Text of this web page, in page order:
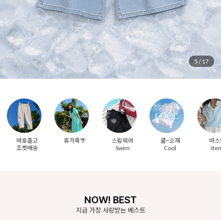
6 /17
바로출고
조켓배송
휴가룩🌴
스윔웨어
Swim
쿨~소재
Cool
바
NOW! BEST
지금 가장 사랑받는 베스트